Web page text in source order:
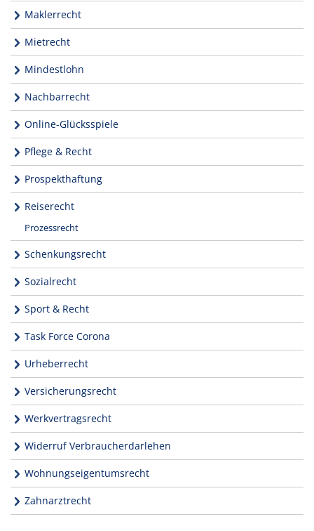
Maklerrecht
Mietrecht
Mindestlohn
Nachbarrecht
Online-Glücksspiele
Pflege & Recht
Prospekthaftung
Reiserecht
Prozessrecht
Schenkungsrecht
Sozialrecht
Sport & Recht
Task Force Corona
Urheberrecht
Versicherungsrecht
Werkvertragsrecht
Widerruf Verbraucherdarlehen
Wohnungseigentumsrecht
Zahnarztrecht